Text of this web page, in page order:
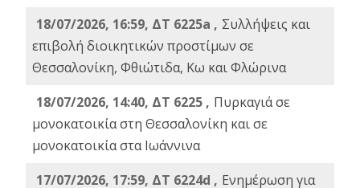
18/07/2026, 16:59, ΔT 6225a , Συλλήψεις και
επιβολή διοικητικών προστίμων σε
Θεσσαλονίκη, Φθιώτιδα, Κω και Φλώρινα
18/07/2026, 14:40, ΔΤ 6225 , Πυρκαγιά σε
μονοκατοικία στη Θεσσαλονίκη και σε
μονοκατοικία στα Ιωάννινα
17/07/2026, 17:59, ΔΤ 6224d , Ενημέρωση για